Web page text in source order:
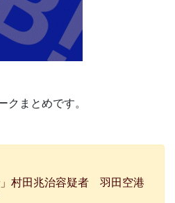
まとめです。
」村田兆治容疑者 羽田空港